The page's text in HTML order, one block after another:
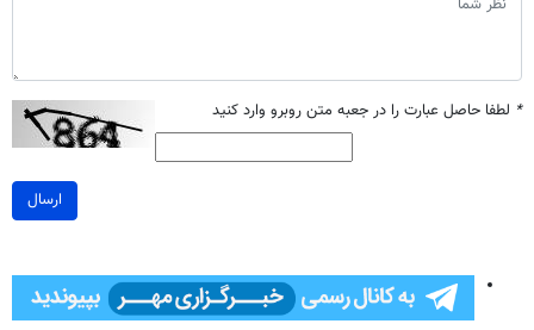
* لطفا حاصل عبارت را در جعبه متن روبرو وارد کنید
ارسال